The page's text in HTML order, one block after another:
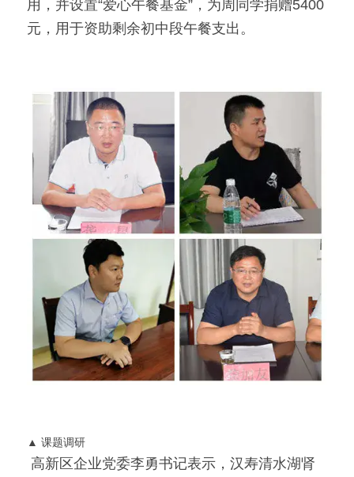
用，并设置“爱心午餐基金”，为周同学捐赠5400
元，用于资助剩余初中段午餐支出。
▲ 课题调研